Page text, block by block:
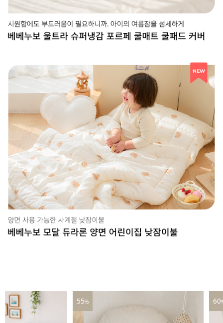
55% 60